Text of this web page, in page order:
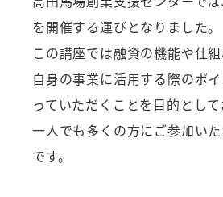
を開催する運びとなりました。
この講座では融資の機能や仕
自身の事業に活用する際のポ
っていただくことを目的とし
一人でも多くの方にご参加い
です。